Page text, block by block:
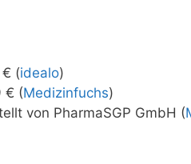
(idealo)
€ (Medizinfuchs)
von PharmaSGP GmbH (